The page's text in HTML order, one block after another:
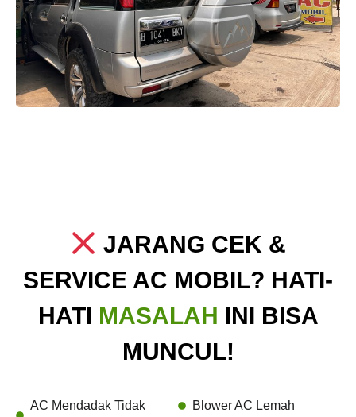
JARANG CEK &
SERVICE AC MOBIL? HATI-
HATI MASALAH INI BISA
MUNCUL!
AC Mendadak Tidak
Blower AC Lemah